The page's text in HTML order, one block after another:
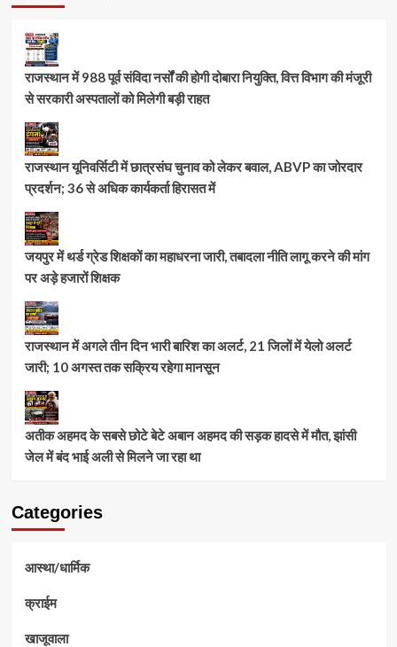
राजस्थान में 988 पूर्व संविदा नर्सों की होगी दोबारा नियुक्ति, वित्त विभाग की मंजूरी
से सरकारी अस्पतालों को मिलेगी बड़ी राहत
राजस्थान यूनिवर्सिटी में छात्रसंघ चुनाव को लेकर बवाल, ABVP का जोरदार
प्रदर्शन; 36 से अधिक कार्यकर्ता हिरासत में
जयपुर में थर्ड ग्रेड शिक्षकों का महाधरना जारी, तबादला नीति लागू करने की मांग
पर अड़े हजारों शिक्षक
राजस्थान में अगले तीन दिन भारी बारिश का अलर्ट, 21 जिलों में येलो अलर्ट
जारी; 10 अगस्त तक सक्रिय रहेगा मानसून
अतीक अहमद के सबसे छोटे बेटे अबान अहमद की सड़क हादसे में मौत, झांसी
जेल में बंद भाई अली से मिलने जा रहा था
Categories
आस्था/धार्मिक
क्राईम
खाजूवाला